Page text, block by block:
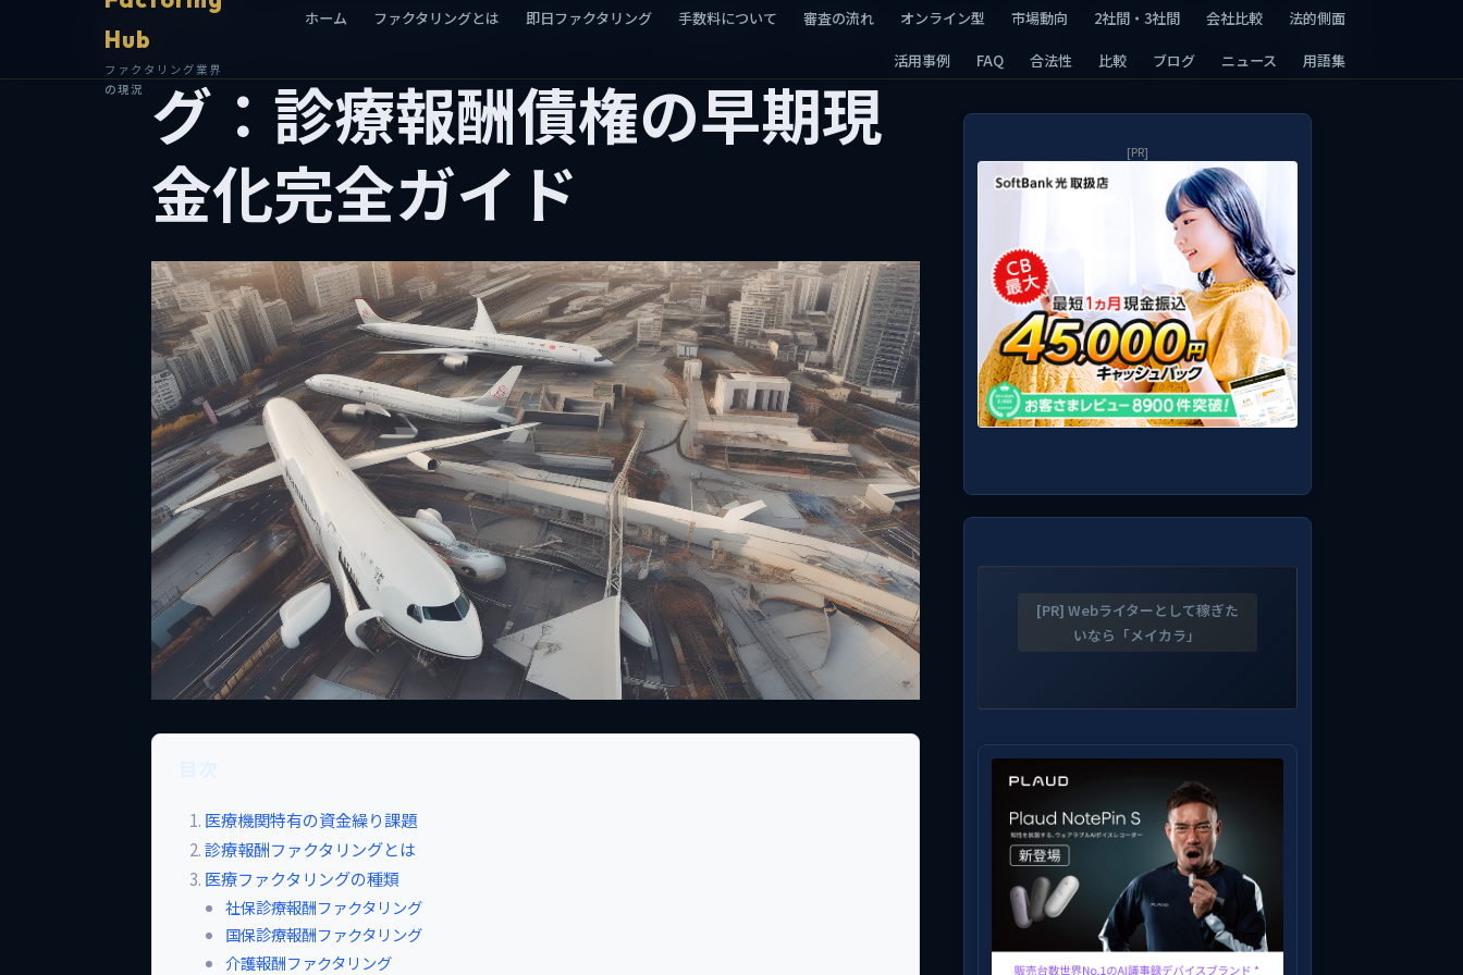
Hub
ファクタリング業界
の現況
ホーム ファクタリングとは 即日ファクタリング 手数料について 審査の流れ オンライン型 市場動向 2社間・3社間 会社比較 法的側面
活用事例 FAQ 合法性 比較 ブログ ニュース 用語集
Hub
ファクタリング業界
の現況
ホーム ファクタリングとは 即日ファクタリング 手数料について 審査の流れ オンライン型 市場動向 2社間・3社間 会社比較 法的側面
活用事例 FAQ 合法性 比較 ブログ ニュース 用語集
医療機関向けファクタリン
グ：診療報酬債権の早期現
金化完全ガイド
医療機関特有の資金繰り課題
診療報酬ファクタリングとは
医療ファクタリングの種類
社保診療報酬ファクタリング
国保診療報酬ファクタリング
介護報酬ファクタリング
[PR]
[PR] Webライターとして稼ぎた
いなら「メイカラ」